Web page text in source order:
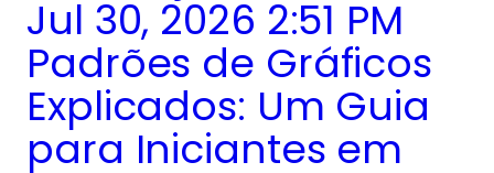
Jul 30, 2026 2:51 PM
Padrões de Gráficos
Explicados: Um Guia
para Iniciantes em